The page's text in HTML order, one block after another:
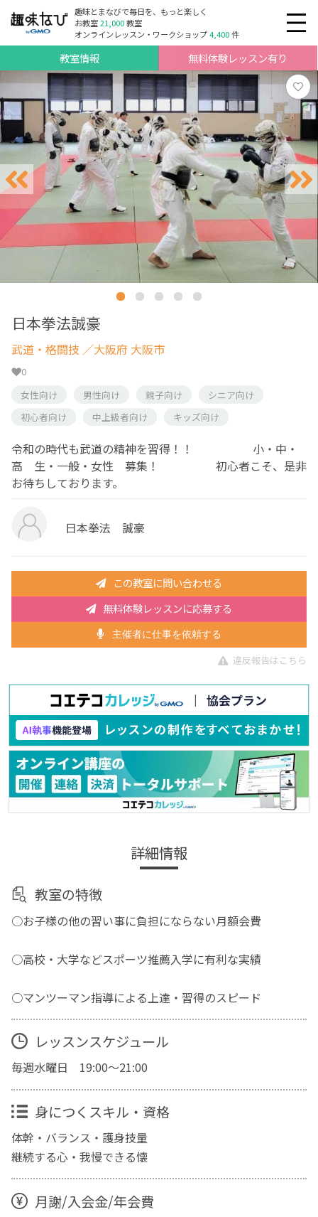
趣味とまなびで毎日を、もっと楽しく
お教室21,000教室
オンラインレッスン・ワークショップ4,400件
教室情報 無料体験レッスン有り
日本拳法誠豪
武道・格闘技 ／大阪府 大阪市
0
女性向け
男性向け 親子向け
シニア向け
初心者向け
中上級者向け キッズ向け
令和の時代も武道の精神を習得！！ 小・中・
高 生・一般・女性 募集！ 初心者こそ、是非
お待ちしております。
日本拳法 誠豪
この教室に問い合わせる
無料体験レッスンに応募する
主催者に仕事を依頼する
違反報告はこちら
詳細情報
教室の特徴
○お子様の他の習い事に負担にならない月額会費
○高校・大学などスポーツ推薦入学に有利な実績
○マンツーマン指導による上達・習得のスピード
レッスンスケジュール
毎週水曜日 19:00〜21:00
身につくスキル・資格
体幹・バランス・護身技量
継続する心・我慢できる懐
月謝/入会金/年会費